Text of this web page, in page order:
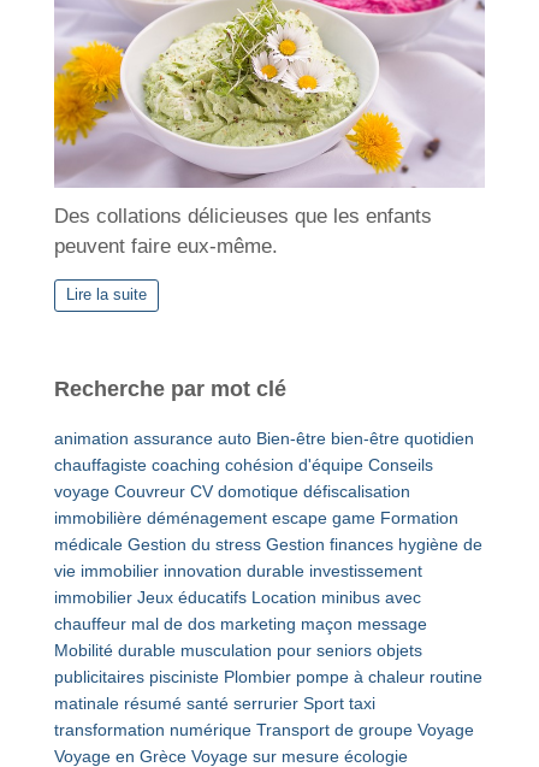
Des collations délicieuses que les enfants
peuvent faire eux-même.
Lire la suite
Recherche par mot clé
animation assurance auto Bien-être bien-être quotidien
chauffagiste coaching cohésion d'équipe Conseils
voyage Couvreur CV domotique défiscalisation
immobilière déménagement escape game Formation
médicale Gestion du stress Gestion finances hygiène de
vie immobilier innovation durable investissement
immobilier Jeux éducatifs Location minibus avec
chauffeur mal de dos marketing maçon message
Mobilité durable musculation pour seniors objets
publicitaires pisciniste Plombier pompe à chaleur routine
matinale résumé santé serrurier Sport taxi
transformation numérique Transport de groupe Voyage
Voyage en Grèce Voyage sur mesure écologie